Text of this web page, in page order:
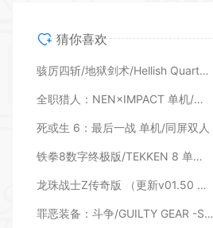
猜你喜欢
骇厉四斩/地狱剑术/Hellish Quart（更新v26.06.2026 单机/同屏双人）
全职猎人：NEN×IMPACT 单机/同屏双人（更新v1.4.1—更新桀诺DLC）
死或生 6：最后一战 单机/同屏双人
铁拳8数字终极版/TEKKEN 8 单机/同屏双人 (更新v3.01.01—怪盗女忍者DLC)
龙珠战士Z传奇版 （更新v01.50 单机/同屏多人—更新DAIMA组合包DLC）
罪恶装备：斗争/GUILTY GEAR -STRIVE 单机/同屏双人 （更新v2.00—更新藏土缘 纱梦DLC）